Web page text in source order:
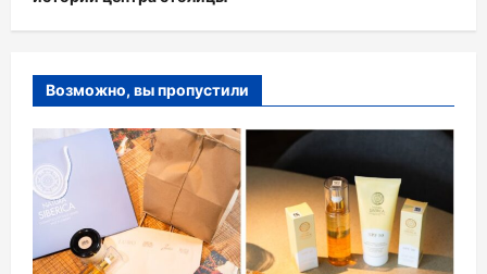
Возможно, вы пропустили